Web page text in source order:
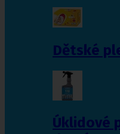
Dětské
Úklidové